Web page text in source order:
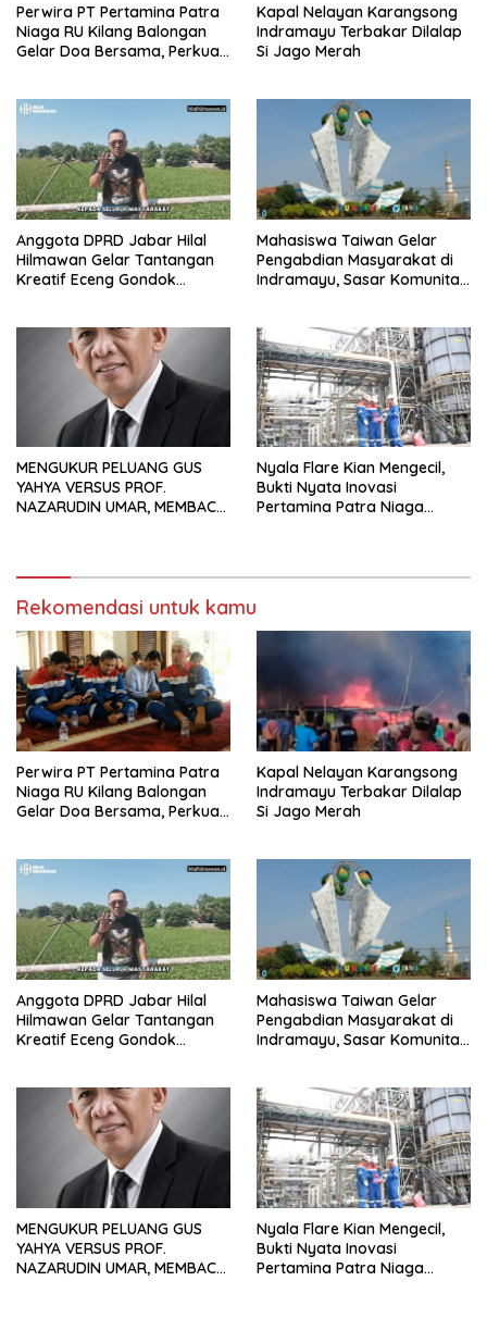
Perwira PT Pertamina Patra
Niaga RU Kilang Balongan
Gelar Doa Bersama, Perkuat
Kapal Nelayan Karangsong
Indramayu Terbakar Dilalap
Si Jago Merah
Anggota DPRD Jabar Hilal
Hilmawan Gelar Tantangan
Kreatif Eceng Gondok
Mahasiswa Taiwan Gelar
Pengabdian Masyarakat di
Indramayu, Sasar Komunitas
MENGUKUR PELUANG GUS
YAHYA VERSUS PROF.
NAZARUDIN UMAR, MEMBACA
Nyala Flare Kian Mengecil,
Bukti Nyata Inovasi
Pertamina Patra Niaga
Rekomendasi untuk kamu
Perwira PT Pertamina Patra
Niaga RU Kilang Balongan
Gelar Doa Bersama, Perkuat
Kapal Nelayan Karangsong
Indramayu Terbakar Dilalap
Si Jago Merah
Anggota DPRD Jabar Hilal
Hilmawan Gelar Tantangan
Kreatif Eceng Gondok
Mahasiswa Taiwan Gelar
Pengabdian Masyarakat di
Indramayu, Sasar Komunitas
MENGUKUR PELUANG GUS
YAHYA VERSUS PROF.
NAZARUDIN UMAR, MEMBACA
Nyala Flare Kian Mengecil,
Bukti Nyata Inovasi
Pertamina Patra Niaga